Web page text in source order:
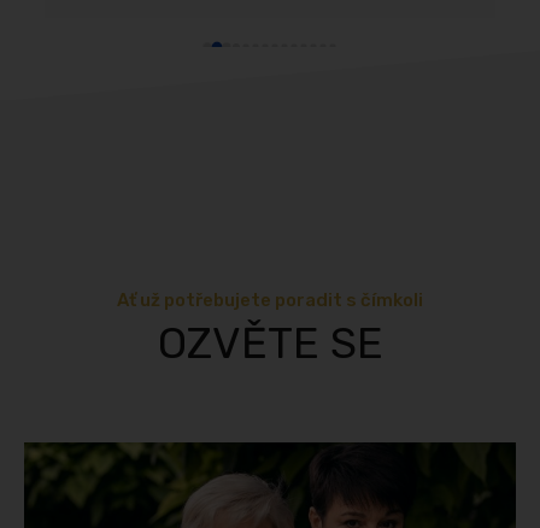
Ať už potřebujete poradit s čímkoli
OZVĚTE SE